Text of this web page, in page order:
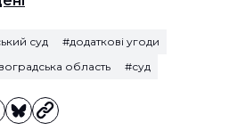
суд
#додаткові угоди
область #суд